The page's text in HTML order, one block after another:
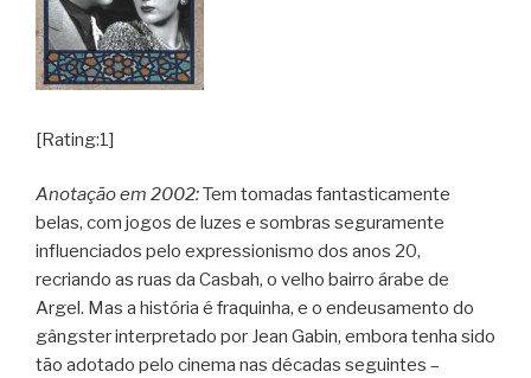
[Rating:1]
Anotação em 2002:Tem tomadas fantasticamente
belas, com jogos de luzes e sombras seguramente
influenciados pelo expressionismo dos anos 20,
recriando as ruas da Casbah, o velho bairro árabe de
Argel. Mas a história é fraquinha, e o endeusamento do
gângster interpretado por Jean Gabin, embora tenha sido
tão adotado pelo cinema nas décadas seguintes –